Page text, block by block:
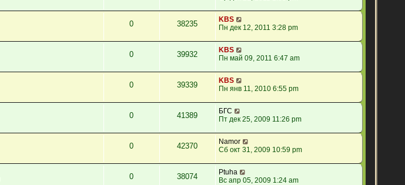
0 38235
KBS
Пн дек 12, 2011 3:28 pm
0 39932
KBS
Пн май 09, 2011 6:47 am
0 39339
KBS
Пн янв 11, 2010 6:55 pm
0 41389
БГС
Пт дек 25, 2009 11:26 pm
0 42370
Namor
Сб окт 31, 2009 10:59 pm
0 38074
Ptuha
Вс апр 05, 2009 1:24 am